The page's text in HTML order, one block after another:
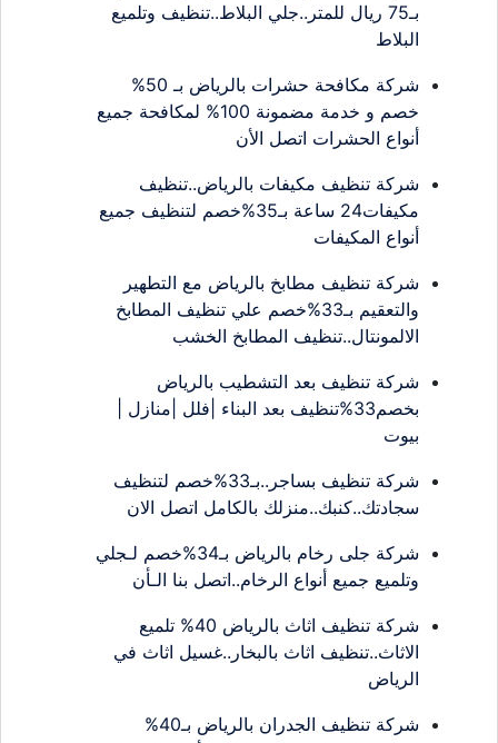
بـ75 ريال للمتر..جلي البلاط..تنظيف وتلميع
البلاط
شركة مكافحة حشرات بالرياض بـ 50%
خصم و خدمة مضمونة 100% لمكافحة جميع
أنواع الحشرات اتصل الأن
شركة تنظيف مكيفات بالرياض..تنظيف
مكيفات24 ساعة بـ35%خصم لتنظيف جميع
أنواع المكيفات
شركة تنظيف مطابخ بالرياض مع التطهير
والتعقيم بـ33%خصم علي تنظيف المطابخ
الالمونتال..تنظيف المطابخ الخشب
شركة تنظيف بعد التشطيب بالرياض
بخصم33%تنظيف بعد البناء |فلل |منازل |
بيوت
شركة تنظيف بساجر..بـ33%خصم لتنظيف
سجادتك..كنبك..منزلك بالكامل اتصل الان
شركة جلى رخام بالرياض بـ34%خصم لـجلي
وتلميع جميع أنواع الرخام..اتصل بنا الـأن
شركة تنظيف اثاث بالرياض 40% تلميع
الاثاث..تنظيف اثاث بالبخار..غسيل اثاث في
الرياض
شركة تنظيف الجدران بالرياض بـ40%